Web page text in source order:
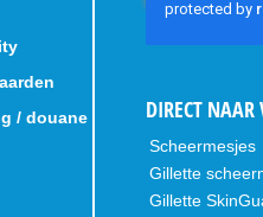
/ douane
onze
nieuwsbrief
DIRECT NAAR
Scheermesjes
Gillette
Gillette